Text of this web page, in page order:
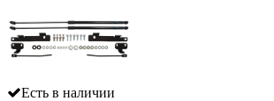
Есть в наличии